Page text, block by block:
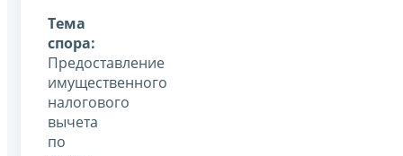
Тема
спора:
Предоставление
имущественного
налогового
вычета
по